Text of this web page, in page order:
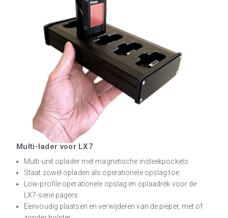
Multi-lader voor LX7
Multi-unit oplader met magnetische insteekpockets
Staat zowel opladen als operationele opslag toe
Low-profile operationele opslag en oplaadrek voor de
LX7-serie pagers
Eenvoudig plaatsen en verwijderen van de pieper, met of